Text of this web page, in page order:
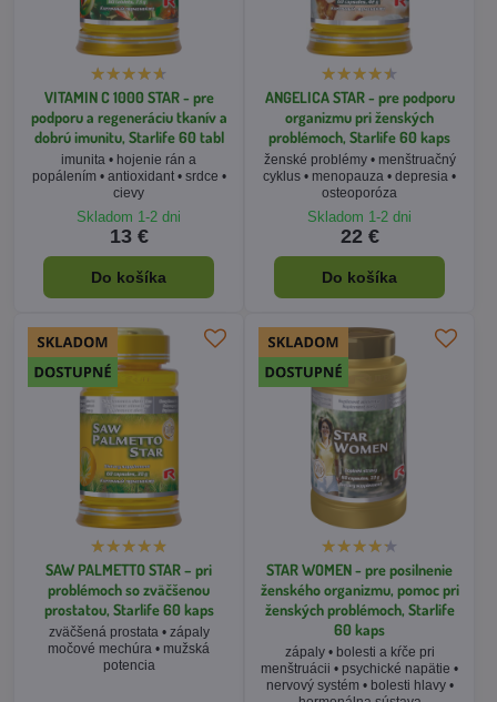
imunita • hojenie rán a
popálením • antioxidant • srdce •
cievy
Skladom 1-2 dni
13 €
Do košíka
ženské problémy • menštruačný
cyklus • menopauza • depresia •
osteoporóza
Skladom 1-2 dni
22 €
Do košíka
SAW PALMETTO STAR – pri
problémoch so zväčšenou
prostatou, Starlife 60 kaps
zväčšená prostata • zápaly
močové mechúra • mužská
potencia
Skladom 1-2 dni
15 €
Do košíka
STAR WOMEN - pre posilnenie
ženského organizmu, pomoc pri
ženských problémoch, Starlife
60 kaps
zápaly • bolesti a kŕče pri
menštruácii • psychické napätie •
nervový systém • bolesti hlavy •
hormonálna sústava
Skladom 1-2 dni
18 €
Do košíka